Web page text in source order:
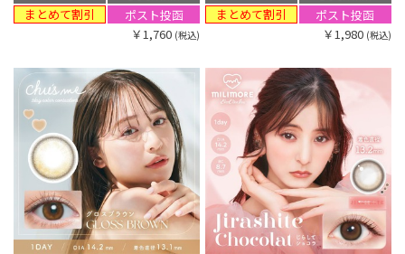
まとめて割引
ポスト投函
￥1,760 (税込)
まとめて割引
ポスト投函
￥1,980 (税込)